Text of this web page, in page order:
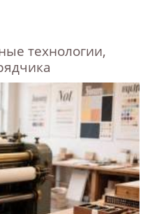
технологии,